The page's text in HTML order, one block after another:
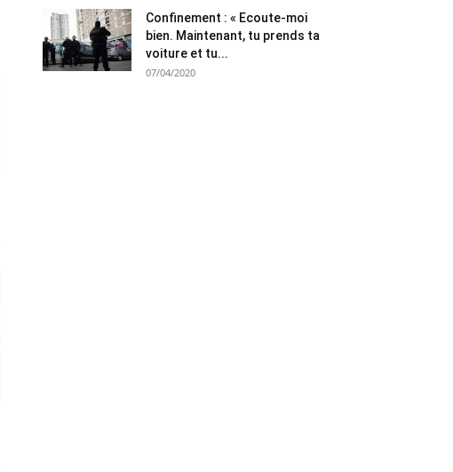
Confinement : « Ecoute-moi
bien. Maintenant, tu prends ta
voiture et tu...
07/04/2020